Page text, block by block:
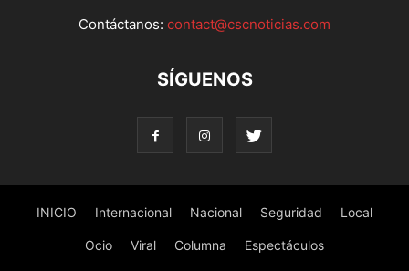
Contáctanos: contact@cscnoticias.com
SÍGUENOS
INICIO Internacional Nacional Seguridad Local
Ocio Viral Columna Espectáculos